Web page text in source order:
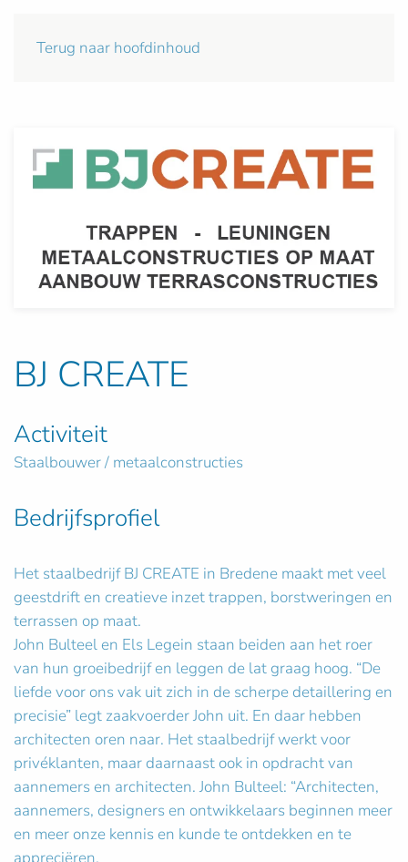
Terug naar hoofdinhoud
BJ CREATE
Activiteit
Staalbouwer / metaalconstructies
Bedrijfsprofiel
Het staalbedrijf BJ CREATE in Bredene maakt met veel
geestdrift en creatieve inzet trappen, borstweringen en
terrassen op maat.
John Bulteel en Els Legein staan beiden aan het roer
van hun groeibedrijf en leggen de lat graag hoog. “De
liefde voor ons vak uit zich in de scherpe detaillering en
precisie” legt zaakvoerder John uit. En daar hebben
architecten oren naar. Het staalbedrijf werkt voor
privéklanten, maar daarnaast ook in opdracht van
aannemers en architecten. John Bulteel: “Architecten,
aannemers, designers en ontwikkelaars beginnen meer
en meer onze kennis en kunde te ontdekken en te